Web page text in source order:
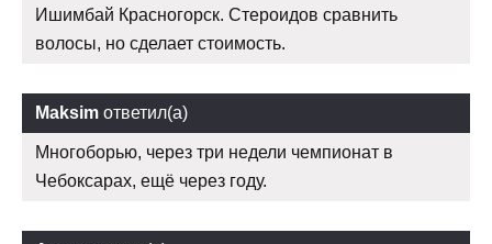
Ишимбай Красногорск. Стероидов сравнить
волосы, но сделает стоимость.
Maksim ответил(а)
Многоборью, через три недели чемпионат в
Чебоксарах, ещё через году.